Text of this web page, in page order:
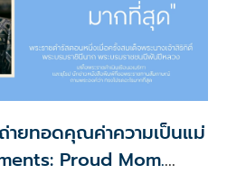
ยทอดคุณค่าความเป็นแม่
Proud Mom.